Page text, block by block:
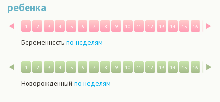
ребенка
Назад
1 2 3 4 5 6 7 8 9 10 11 12 13 14 15 16 17
Беременность по неделям
Назад
1 2 3 4 5 6 7 8 9 10 11 12 13 14 15 16 17
Новорожденный по неделям